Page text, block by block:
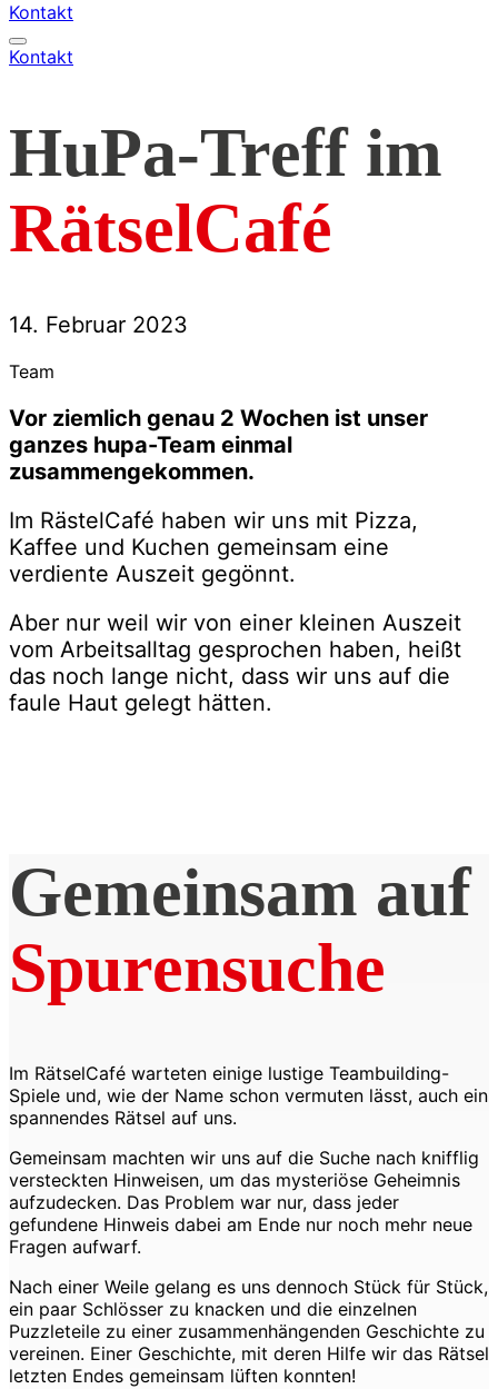
Kontakt
Kontakt
HuPa-Treff im
RätselCafé
14. Februar 2023
Team
Vor ziemlich genau 2 Wochen ist unser
ganzes hupa-Team einmal
zusammengekommen.
Im RästelCafé haben wir uns mit Pizza,
Kaffee und Kuchen gemeinsam eine
verdiente Auszeit gegönnt.
Aber nur weil wir von einer kleinen Auszeit
vom Arbeitsalltag gesprochen haben, heißt
das noch lange nicht, dass wir uns auf die
faule Haut gelegt hätten.
Gemeinsam auf
Spurensuche
Im RätselCafé warteten einige lustige Teambuilding-
Spiele und, wie der Name schon vermuten lässt, auch ein
spannendes Rätsel auf uns.
Gemeinsam machten wir uns auf die Suche nach knifflig
versteckten Hinweisen, um das mysteriöse Geheimnis
aufzudecken. Das Problem war nur, dass jeder
gefundene Hinweis dabei am Ende nur noch mehr neue
Fragen aufwarf.
Nach einer Weile gelang es uns dennoch Stück für Stück,
ein paar Schlösser zu knacken und die einzelnen
Puzzleteile zu einer zusammenhängenden Geschichte zu
vereinen. Einer Geschichte, mit deren Hilfe wir das Rätsel
letzten Endes gemeinsam lüften konnten!